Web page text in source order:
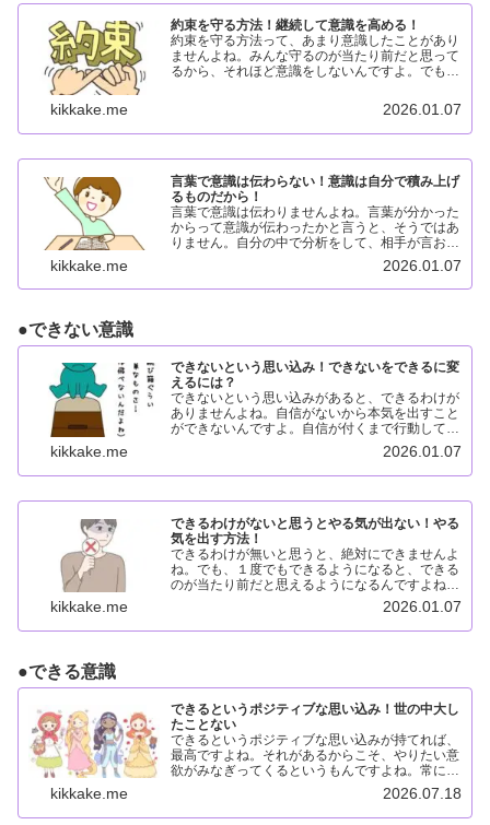
約束を守る方法！継続して意識を高める！
約束を守る方法って、あまり意識したことがあり
ませんよね。みんな守るのが当たり前だと思って
るから、それほど意識をしないんですよ。でも、
な気がします。約束を守る方法約束を守るには、
kikkake.me 2026.01.07
言葉で意識は伝わらない！意識は自分で積み上げ
るものだから！
言葉で意識は伝わりませんよね。言葉が分かった
からって意識が伝わったかと言うと、そうではあ
りません。自分の中で分析をして、相手が言おう
としていたことが理解出来た時、初めてわかった
と言えるんですよね。言葉で意識は伝わらない言
葉で意識は伝わらない...
kikkake.me 2026.01.07
●できない意識
できないという思い込み！できないをできるに変
えるには？
できないという思い込みがあると、できるわけが
ありませんよね。自信がないから本気を出すこと
ができないんですよ。自信が付くまで行動して知
識を身につければ、必ずできると思える時が来る
んです。できないという思い込みをする理由でき
ないという思い込みを...
kikkake.me 2026.01.07
できるわけがないと思うとやる気が出ない！やる
気を出す方法！
できるわけが無いと思うと、絶対にできませんよ
ね。でも、１度でもできるようになると、できる
のが当たり前だと思えるようになるんですよね。
だから、１度でもできるようになればいいんです
よ。できるわけがないと思う理由できるわけがな
いと思う理由は、自信...
kikkake.me 2026.01.07
●できる意識
できるというポジティブな思い込み！世の中大し
たことない
できるというポジティブな思い込みが持てれば、
最高ですよね。それがあるからこそ、やりたい意
欲がみなぎってくるというもんですよね。常に出
せるとは限らないので、出せる方法を考えていま
す。できるというポジティブな思い込み世の中
は、自分が思っているほ...
kikkake.me 2026.07.18